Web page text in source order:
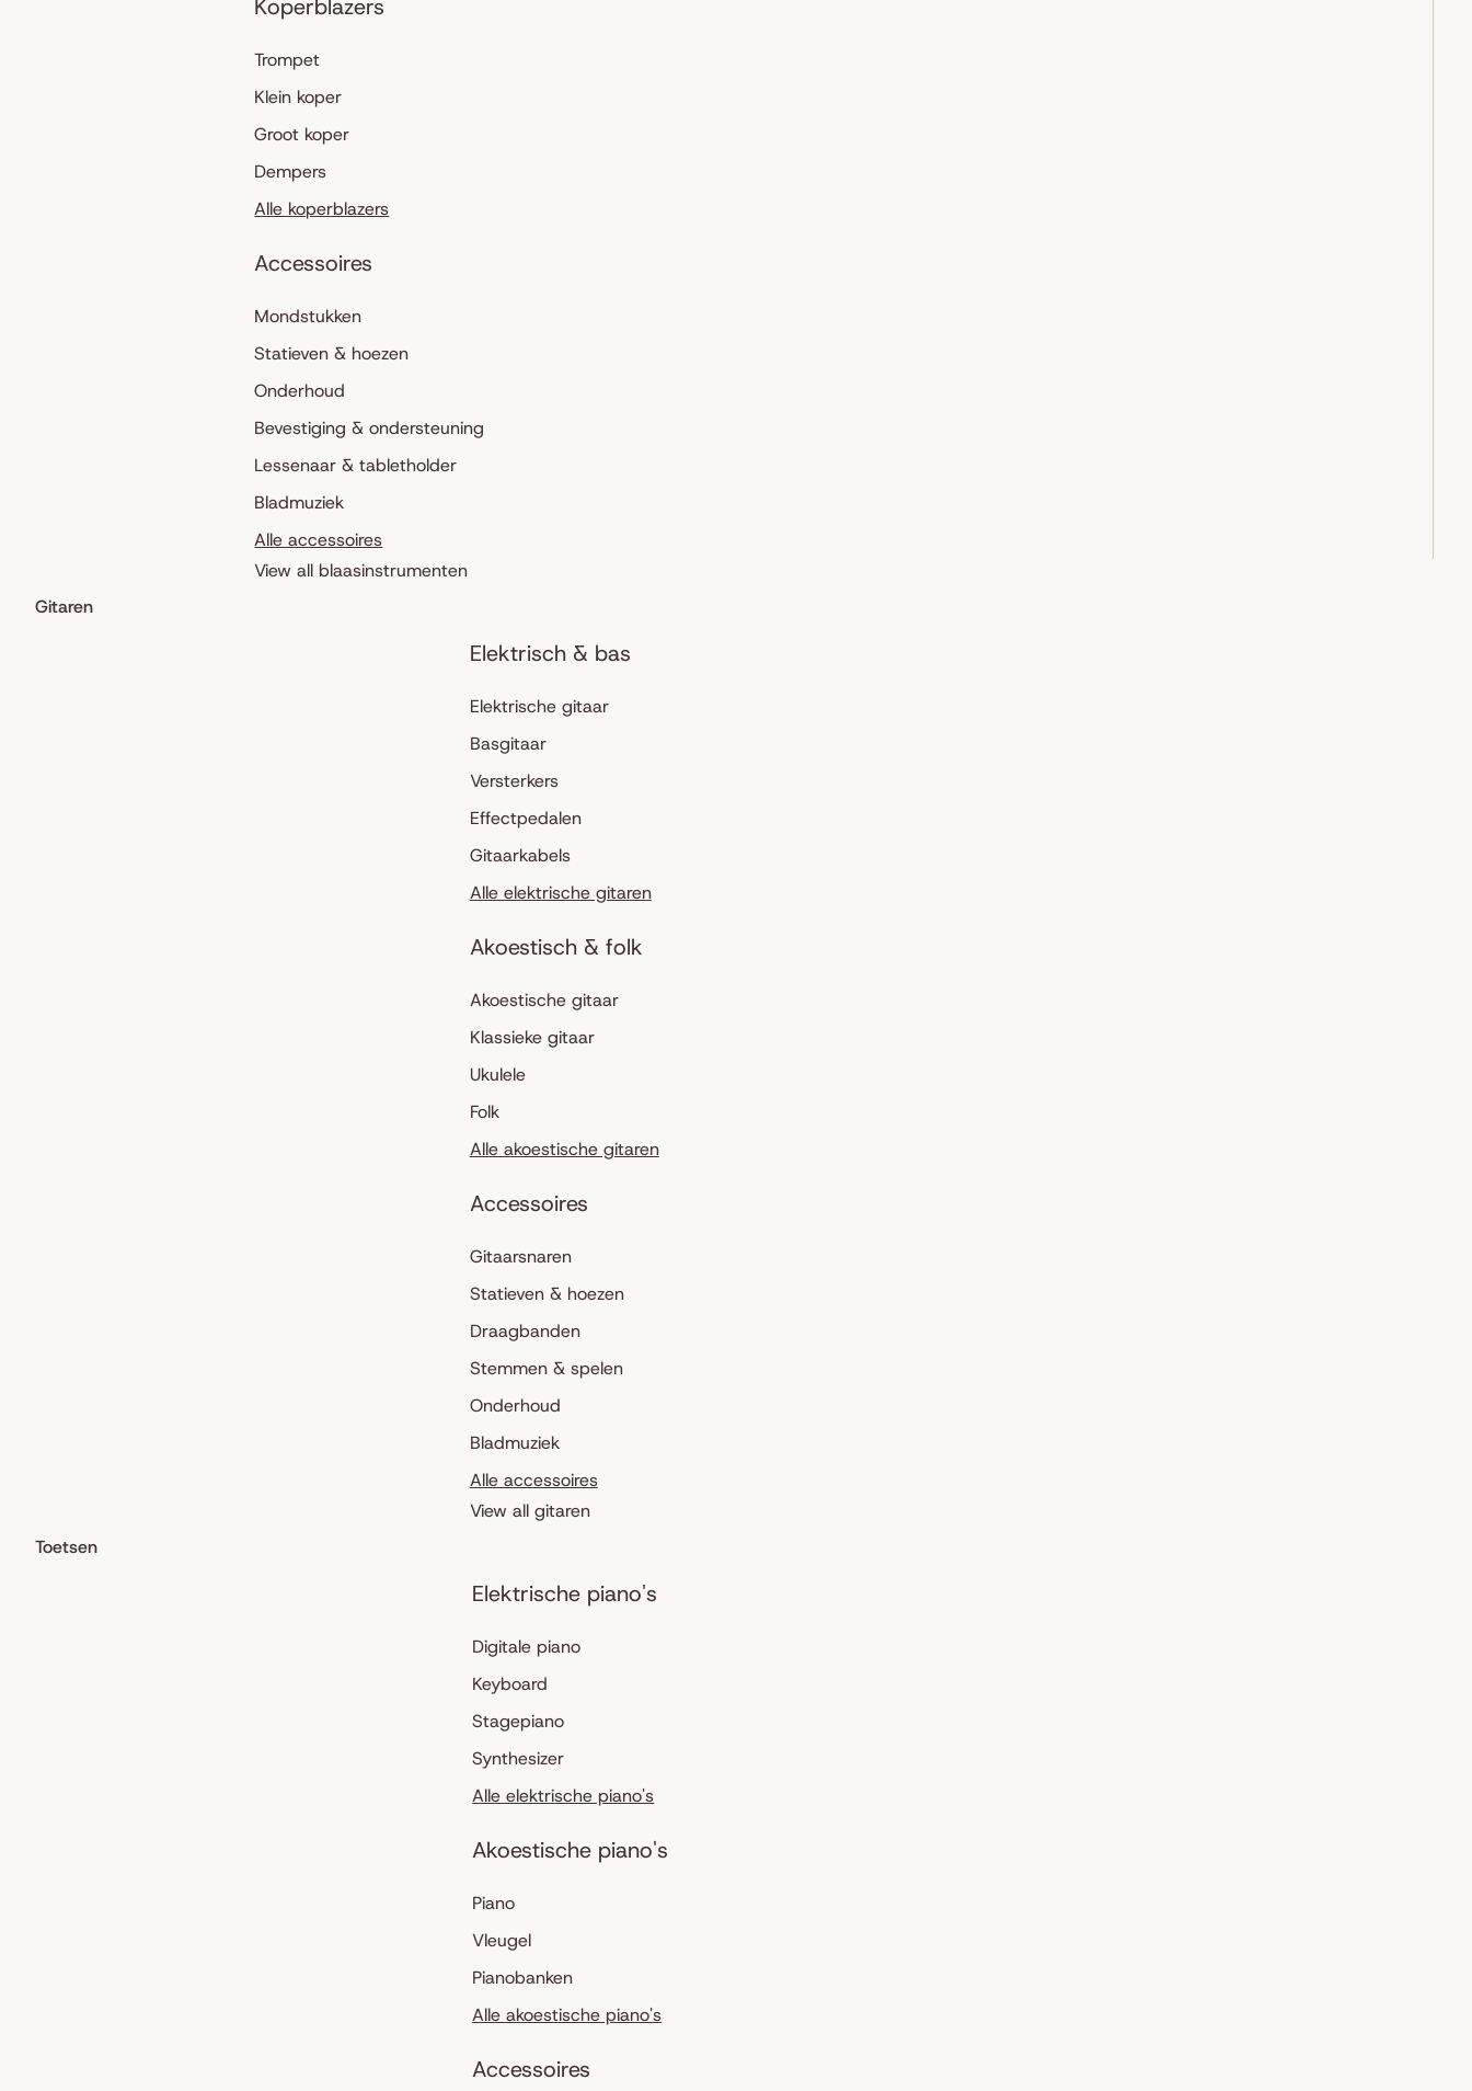
Koperblazers
Trompet
Klein koper
Groot koper
Dempers
Alle koperblazers
Accessoires
Mondstukken
Statieven & hoezen
Onderhoud
Bevestiging & ondersteuning
Lessenaar & tabletholder
Bladmuziek
Alle accessoires
View all blaasinstrumenten
Gitaren
Elektrisch & bas
Elektrische gitaar
Basgitaar
Versterkers
Effectpedalen
Gitaarkabels
Alle elektrische gitaren
Akoestisch & folk
Akoestische gitaar
Klassieke gitaar
Ukulele
Folk
Alle akoestische gitaren
Accessoires
Gitaarsnaren
Statieven & hoezen
Draagbanden
Stemmen & spelen
Onderhoud
Bladmuziek
Alle accessoires
View all gitaren
Toetsen
Elektrische piano's
Digitale piano
Keyboard
Stagepiano
Synthesizer
Alle elektrische piano's
Akoestische piano's
Piano
Vleugel
Pianobanken
Alle akoestische piano's
Accessoires